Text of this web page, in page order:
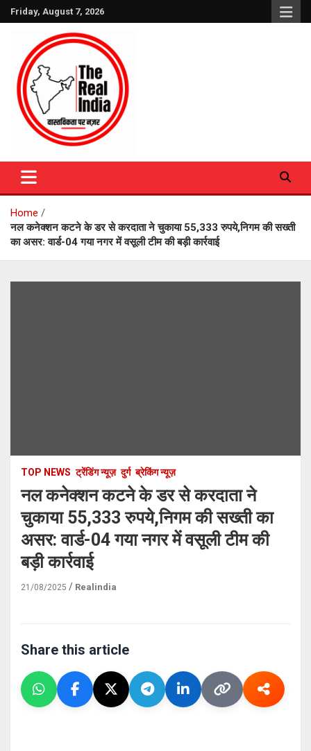
Skip
to
Friday, August 7, 2026
The Real India
Home
नल कनेक्शन कटने के डर से करदाता ने चुकाया 55,333 रुपये,निगम की सख्ती
का असर: वार्ड-04 गया नगर में वसूली टीम की बड़ी कार्रवाई
TOP NEWS ट्रेंडिंग न्यूज़ दुर्ग ब्रेकिंग न्यूज़
नल कनेक्शन कटने के डर से करदाता ने
चुकाया 55,333 रुपये,निगम की सख्ती का
असर: वार्ड-04 गया नगर में वसूली टीम की
बड़ी कार्रवाई
21/08/2025 Realindia
Share this article